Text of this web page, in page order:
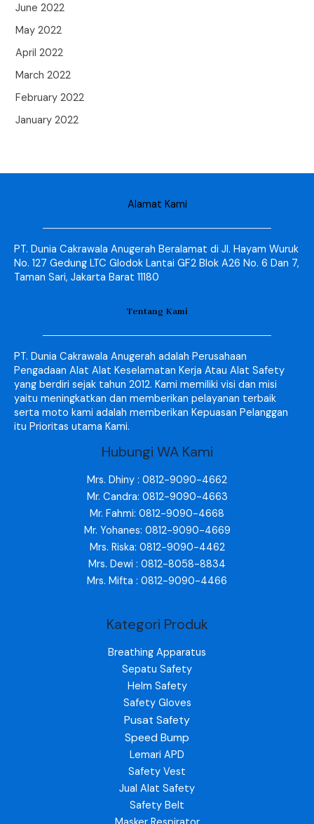
June 2022
May 2022
April 2022
March 2022
February 2022
January 2022
Alamat Kami
PT. Dunia Cakrawala Anugerah Beralamat di Jl. Hayam Wuruk
No. 127 Gedung LTC Glodok Lantai GF2 Blok A26 No. 6 Dan 7,
Taman Sari, Jakarta Barat 11180
Tentang Kami
PT. Dunia Cakrawala Anugerah adalah Perusahaan
Pengadaan Alat Alat Keselamatan Kerja Atau Alat Safety
yang berdiri sejak tahun 2012. Kami memiliki visi dan misi
yaitu meningkatkan dan memberikan pelayanan terbaik
serta moto kami adalah memberikan Kepuasan Pelanggan
itu Prioritas utama Kami.
Hubungi WA Kami
Mrs. Dhiny : 0812-9090-4662
Mr. Candra: 0812-9090-4663
Mr. Fahmi: 0812-9090-4668
Mr. Yohanes: 0812-9090-4669
Mrs. Riska: 0812-9090-4462
Mrs. Dewi : 0812-8058-8834
Mrs. Mifta : 0812-9090-4466
Kategori Produk
Breathing Apparatus
Sepatu Safety
Helm Safety
Safety Gloves
Pusat Safety
Speed Bump
Lemari APD
Safety Vest
Jual Alat Safety
Safety Belt